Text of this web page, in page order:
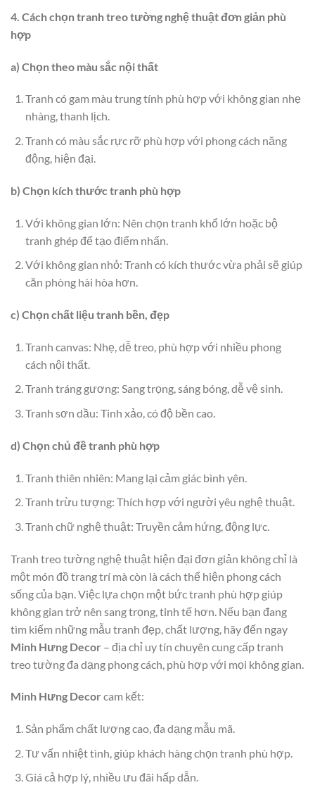
4. Cách chọn tranh treo tường nghệ thuật đơn giản phù
hợp
a) Chọn theo màu sắc nội thất
Tranh có gam màu trung tính phù hợp với không gian nhẹ
nhàng, thanh lịch.
Tranh có màu sắc rực rỡ phù hợp với phong cách năng
động, hiện đại.
b) Chọn kích thước tranh phù hợp
Với không gian lớn: Nên chọn tranh khổ lớn hoặc bộ
tranh ghép để tạo điểm nhấn.
Với không gian nhỏ: Tranh có kích thước vừa phải sẽ giúp
căn phòng hài hòa hơn.
c) Chọn chất liệu tranh bền, đẹp
Tranh canvas: Nhẹ, dễ treo, phù hợp với nhiều phong
cách nội thất.
Tranh tráng gương: Sang trọng, sáng bóng, dễ vệ sinh.
Tranh sơn dầu: Tinh xảo, có độ bền cao.
d) Chọn chủ đề tranh phù hợp
Tranh thiên nhiên: Mang lại cảm giác bình yên.
Tranh trừu tượng: Thích hợp với người yêu nghệ thuật.
Tranh chữ nghệ thuật: Truyền cảm hứng, động lực.
Tranh treo tường nghệ thuật hiện đại đơn giản không chỉ là
một món đồ trang trí mà còn là cách thể hiện phong cách
sống của bạn. Việc lựa chọn một bức tranh phù hợp giúp
không gian trở nên sang trọng, tinh tế hơn. Nếu bạn đang
tìm kiếm những mẫu tranh đẹp, chất lượng, hãy đến ngay
Minh Hưng Decor – địa chỉ uy tín chuyên cung cấp tranh
treo tường đa dạng phong cách, phù hợp với mọi không gian.
Minh Hưng Decor cam kết:
Sản phẩm chất lượng cao, đa dạng mẫu mã.
Tư vấn nhiệt tình, giúp khách hàng chọn tranh phù hợp.
Giá cả hợp lý, nhiều ưu đãi hấp dẫn.